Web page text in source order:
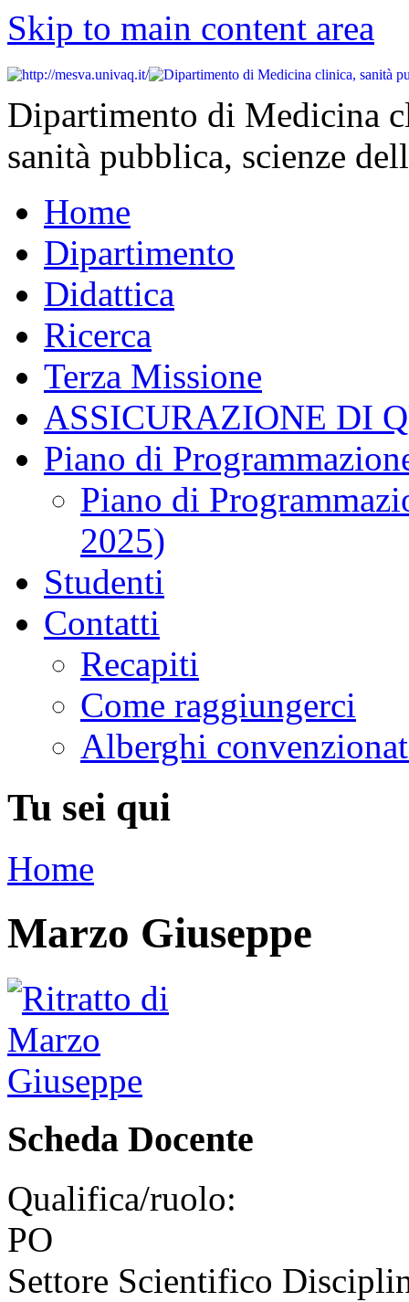
Skip to main content area
Dipartimento di Medicina
sanità pubblica, scienze
Home
Dipartimento
Didattica
Ricerca
Terza Missione
ASSICURAZIONE DI
Piano di
Piano di
2025)
Studenti
Contatti
Recapiti
Come raggiungerci
Alberghi
Tu sei qui
Home
Marzo Giuseppe
Scheda Docente
Qualifica/ruolo:
PO
Settore Scientifico